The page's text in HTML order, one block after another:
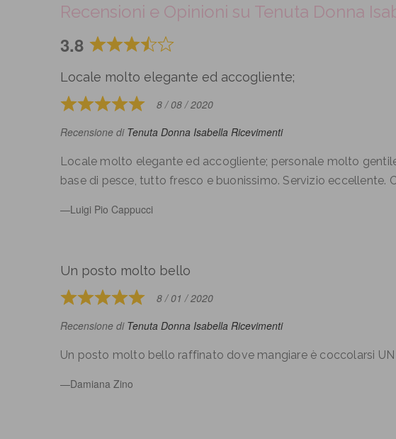
Recensioni e Opinioni su Tenuta Donna
3.8
Rated
out
of
Locale molto elegante ed accogliente;
Rated
5
of
5
8 / 08 / 2020
Recensione di Tenuta Donna Isabella Ricevimenti
Locale molto elegante ed accogliente; personale molto
base di pesce, tutto fresco e buonissimo. Servizio eccellente.
Luigi Pio Cappucci
Un posto molto bello
Rated
5
of
8 / 01 / 2020
Recensione di Tenuta Donna Isabella Ricevimenti
Un posto molto bello raffinato dove mangiare è coccolarsi UN
Damiana Zino